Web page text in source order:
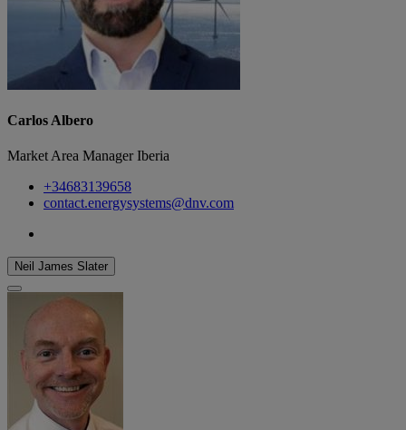
Carlos Albero
Market Area Manager Iberia
+34683139658
contact.energysystems@dnv.com
Neil James Slater